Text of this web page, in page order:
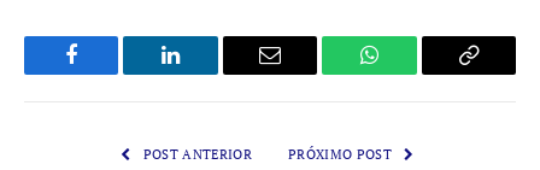
Facebook LinkedIn Email WhatsApp Copy
POST ANTERIOR PRÓXIMO POST